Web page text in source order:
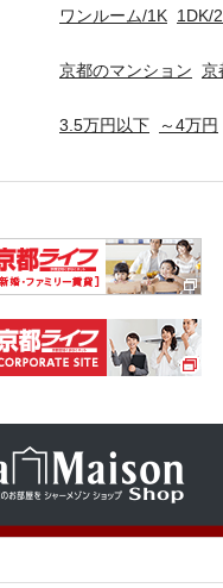
ワンルーム/1K 1DK/
京都のマンション 京
3.5万円以下 ～4万円